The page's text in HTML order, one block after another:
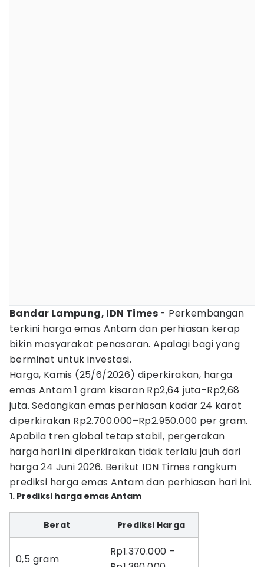
Bandar Lampung, IDN Times - Perkembangan
terkini harga emas Antam dan perhiasan kerap
bikin masyarakat penasaran. Apalagi bagi yang
berminat untuk investasi.
Harga, Kamis (25/6/2026) diperkirakan, harga
emas Antam 1 gram kisaran Rp2,64 juta–Rp2,68
juta. Sedangkan emas perhiasan kadar 24 karat
diperkirakan Rp2.700.000–Rp2.950.000 per gram.
Apabila tren global tetap stabil, pergerakan
harga hari ini diperkirakan tidak terlalu jauh dari
harga 24 Juni 2026. Berikut IDN Times rangkum
prediksi harga emas Antam dan perhiasan hari ini.
1. Prediksi harga emas Antam
Berat Prediksi Harga
0,5 gram
Rp1.370.000 –